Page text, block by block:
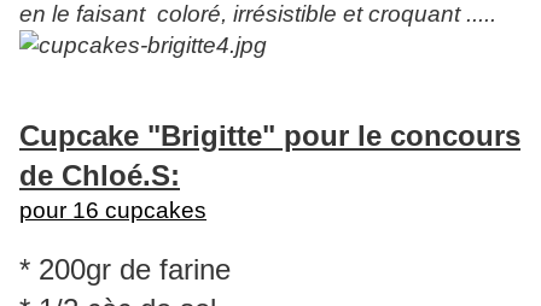
en le faisant coloré, irrésistible et croquant .....
Cupcake "Brigitte" pour le concours
de Chloé.S:
pour 16 cupcakes
* 200gr de farine